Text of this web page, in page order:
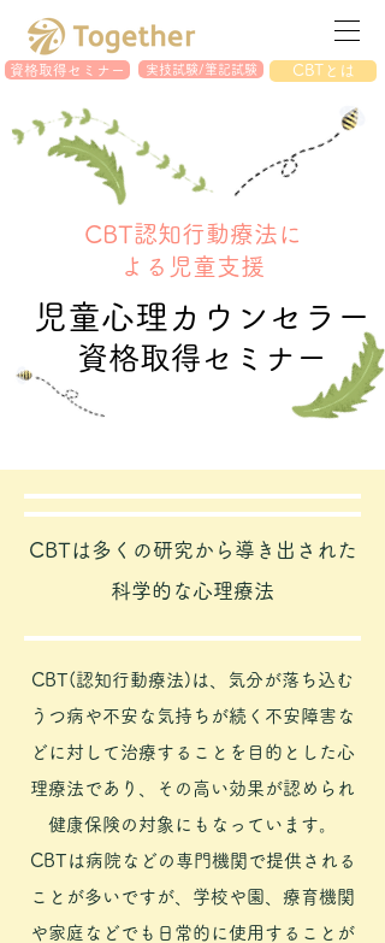
資格取得セミナー 実技試験/筆記試験 CBTとは
CBT​認知行動療法に
よる児童支援
児童心理カウンセラー
資格取得セミナー
CBTは多くの研究から導き出された​
科学的な心理療法
CBT(認知行動療法)は、気分が落ち込む
うつ病や不安な気持ちが続く不安障害な
どに対して 治療することを目的とした心
理療法であり、その高い効果が認められ
健康保険の対象にもなっています。
CBTは病院などの専門機関で提供される
ことが多いですが、学校や園、療育機関
や家庭などでも日常的に使用することが